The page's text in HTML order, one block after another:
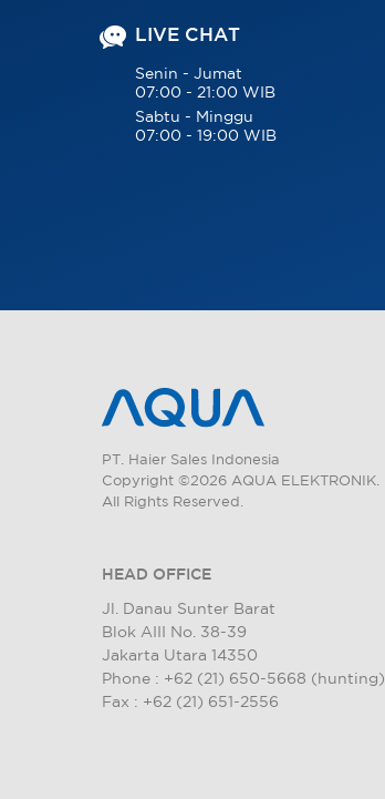
LIVE CHAT
Senin - Jumat
07:00 - 21:00 WIB
Sabtu - Minggu
07:00 - 19:00 WIB
PT. Haier Sales Indonesia
Copyright ©2026 AQUA ELEKTRONIK.
All Rights Reserved.
HEAD OFFICE
Jl. Danau Sunter Barat
Blok AIII No. 38-39
Jakarta Utara 14350
Phone : +62 (21) 650-5668 (hunting)
Fax : +62 (21) 651-2556